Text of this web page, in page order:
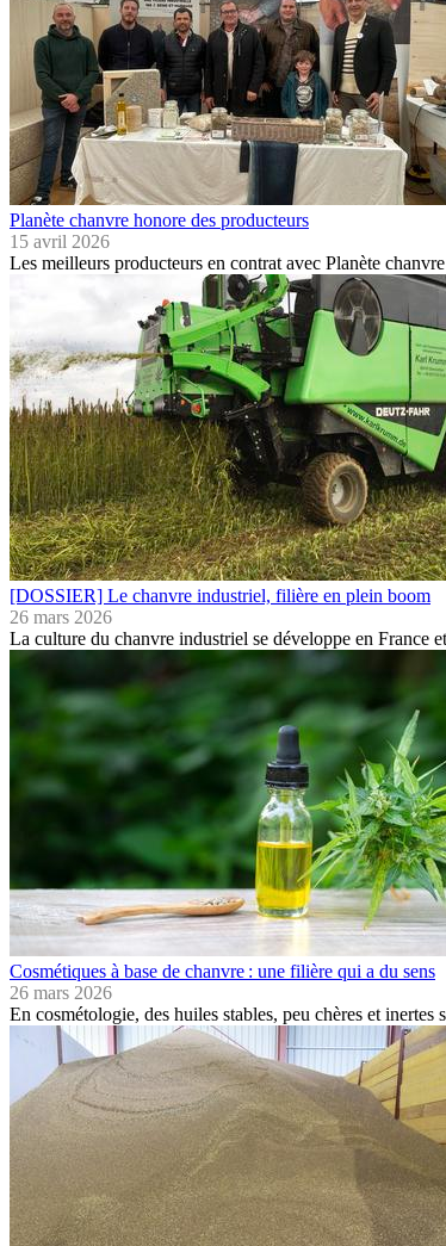
Planète chanvre honore des producteurs
15 avril 2026
Les meilleurs producteurs en contrat avec Planète
[DOSSIER] Le chanvre industriel, filière en plein boom
26 mars 2026
La culture du chanvre industriel se développe en
Cosmétiques à base de chanvre : une filière qui a du sens
26 mars 2026
En cosmétologie, des huiles stables, peu chères et